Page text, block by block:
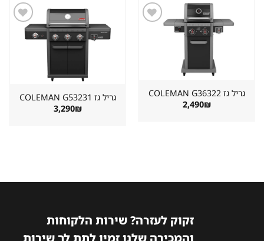
גריל גז ⁦COLEMAN G36322⁩
2,490₪
שמור
מוצר
גריל גז ⁦COLEMAN G53231⁩
3,290₪
זקוק לעזרה? שירות הלקוחות
והמכירה שלנו זמין לתת לך שירות